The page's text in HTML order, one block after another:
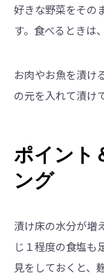
好きな野菜をその
す。食べるときは
お肉やお魚を漬け
の元を入れて漬け
ポイント
ング
漬け床の水分が増
じ１程度の食塩も
見をしておくと、